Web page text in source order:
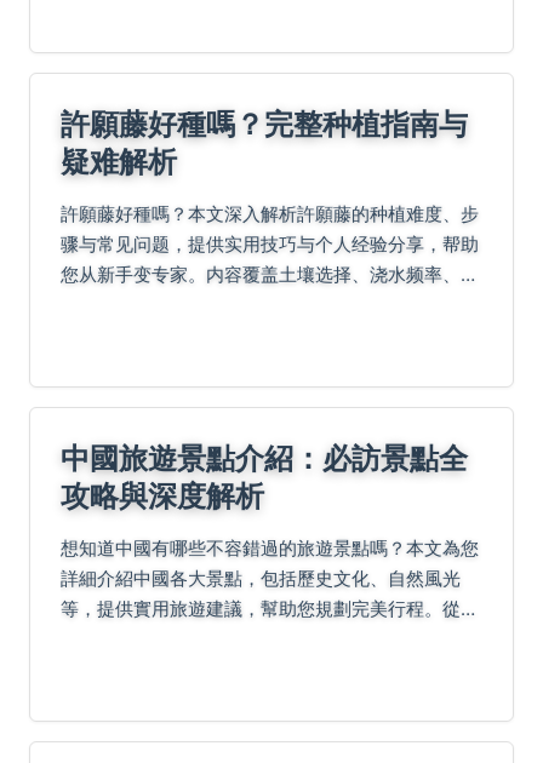
許願藤好種嗎？完整种植指南与
疑难解析
許願藤好種嗎？本文深入解析許願藤的种植难度、步
骤与常见问题，提供实用技巧与个人经验分享，帮助
您从新手变专家。内容覆盖土壤选择、浇水频率、病
中國旅遊景點介紹：必訪景點全
攻略與深度解析
想知道中國有哪些不容錯過的旅遊景點嗎？本文為您
詳細介紹中國各大景點，包括歷史文化、自然風光
等，提供實用旅遊建議，幫助您規劃完美行程。從長